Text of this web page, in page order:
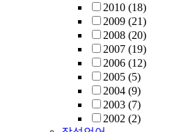
2010 (18)
2009 (21)
2008 (20)
2007 (19)
2006 (12)
2005 (5)
2004 (9)
2003 (7)
2002 (2)